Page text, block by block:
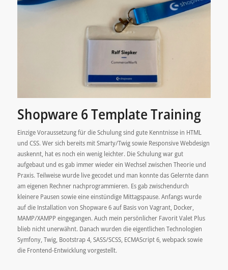
Shopware 6 Template Training
Einzige Voraussetzung für die Schulung sind gute Kenntnisse in HTML
und CSS. Wer sich bereits mit Smarty/Twig sowie Responsive Webdesign
auskennt, hat es noch ein wenig leichter. Die Schulung war gut
aufgebaut und es gab immer wieder ein Wechsel zwischen Theorie und
Praxis. Teilweise wurde live gecodet und man konnte das Gelernte dann
am eigenen Rechner nachprogrammieren. Es gab zwischendurch
kleinere Pausen sowie eine einstündige Mittagspause. Anfangs wurde
auf die Installation von Shopware 6 auf Basis von Vagrant, Docker,
MAMP/XAMPP eingegangen. Auch mein persönlicher Favorit Valet Plus
blieb nicht unerwähnt. Danach wurden die eigentlichen Technologien
Symfony, Twig, Bootstrap 4, SASS/SCSS, ECMAScript 6, webpack sowie
die Frontend-Entwicklung vorgestellt.